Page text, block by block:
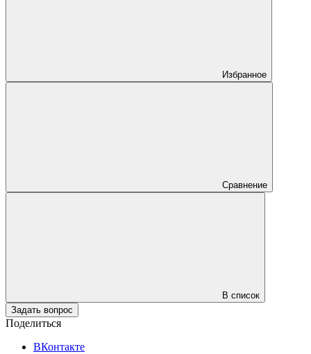
Избранное
Сравнение
В список
Задать вопрос
Поделиться
ВКонтакте